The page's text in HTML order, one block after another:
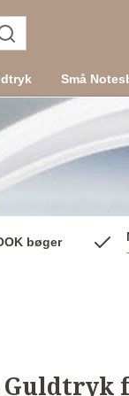
Små
bøger